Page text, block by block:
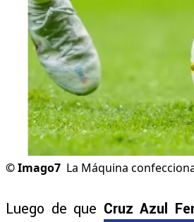
©Imago7 La Máquina
Luego de que Cruz Azul